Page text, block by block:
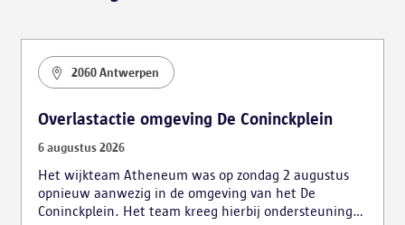
2060 Antwerpen
Overlastactie omgeving De Coninckplein
6 augustus 2026
Het wijkteam Atheneum was op zondag 2 augustus
opnieuw aanwezig in de omgeving van het De
Coninckplein. Het team kreeg hierbij ondersteuning